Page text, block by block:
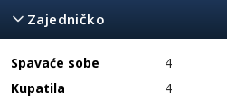
Zajedničko
Spavaće sobe
4
Kupatila
4